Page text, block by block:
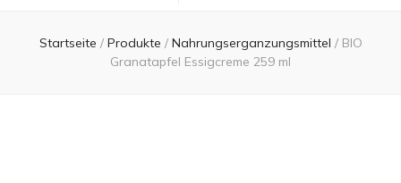
Startseite / Produkte / Nahrungserganzungsmittel / BIO
Granatapfel Essigcreme 259 ml